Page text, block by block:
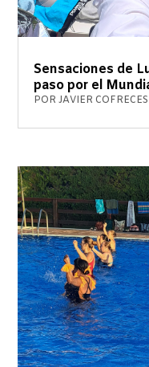
Sensaciones de
paso por el
PORJAVIER COFRECES